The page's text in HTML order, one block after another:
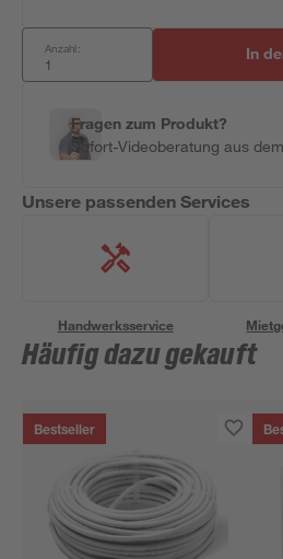
Anzahl: In
Fragen zum Produkt?
Sofort-Videoberatung aus
Unsere passenden Services
Handwerksservice
Häufig dazu gekauft
Bestseller